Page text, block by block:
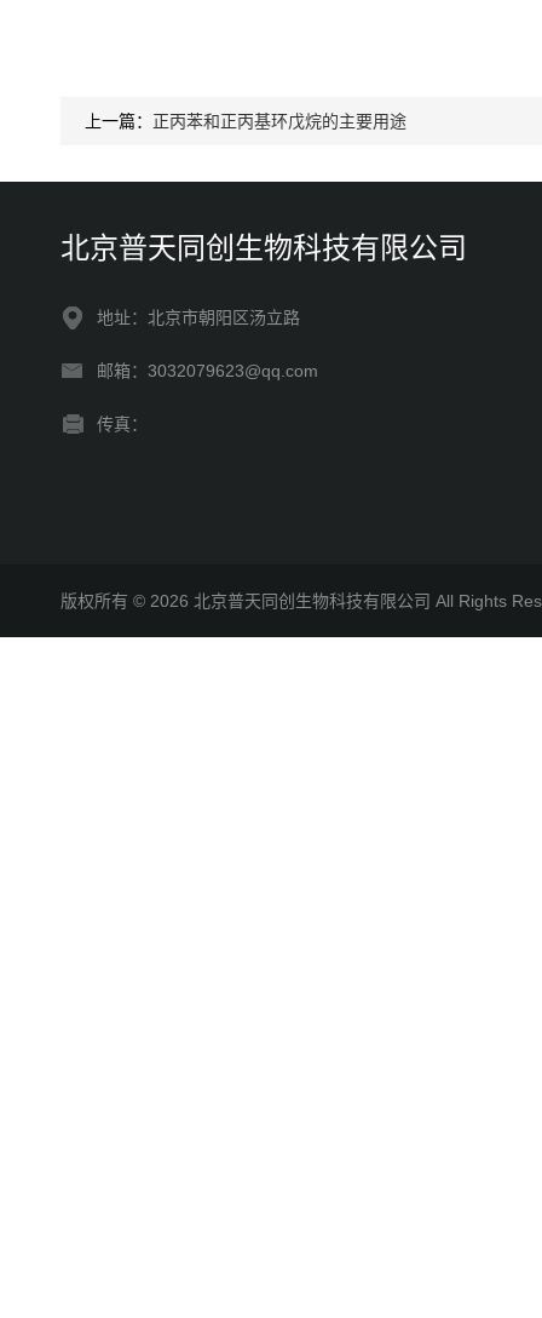
上一篇： 正丙苯和正丙基环戊烷的主要用途
北京普天同创生物科技有限公司
地址：北京市朝阳区汤立路
邮箱：3032079623@qq.com
传真：
版权所有 © 2026 北京普天同创生物科技有限公司 All Rights